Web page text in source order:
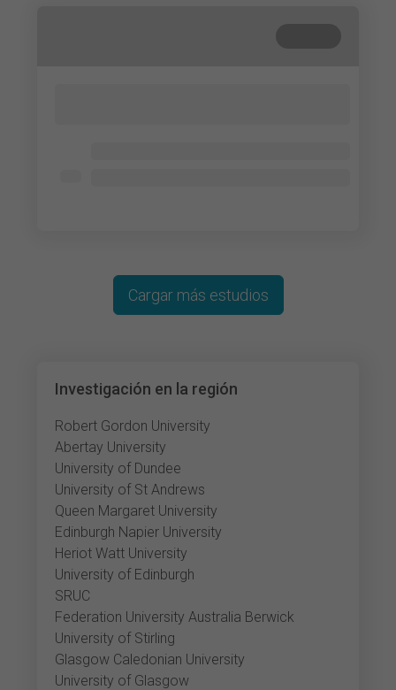
Investigación en la región
Robert Gordon University
Abertay University
University of Dundee
University of St Andrews
Queen Margaret University
Edinburgh Napier University
Heriot Watt University
University of Edinburgh
SRUC
Federation University Australia Berwick
University of Stirling
Glasgow Caledonian University
University of Glasgow
Cargar más estudios